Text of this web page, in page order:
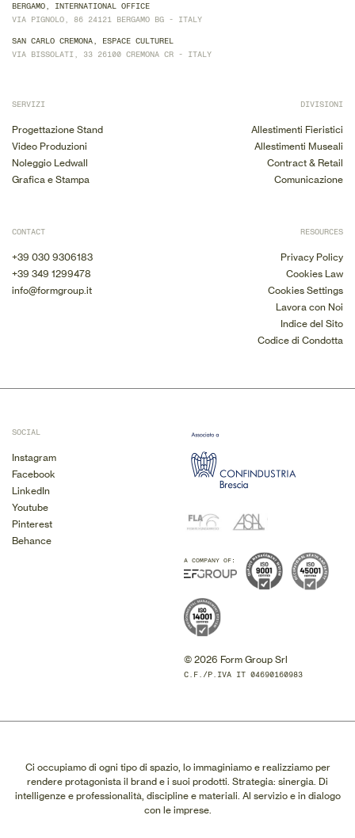
BERGAMO, INTERNATIONAL OFFICE
VIA PIGNOLO, 86 24121 BERGAMO BG - ITALY
SAN CARLO CREMONA, ESPACE CULTUREL
VIA BISSOLATI, 33 26100 CREMONA CR - ITALY
Ci occupiamo di ogni tipo di spazio, lo immaginiamo e realizziamo per
rendere protagonista il brand e i suoi prodotti. Strategia: sinergia. Di
intelligenze e professionalità, discipline e materiali. Al servizio e in dialogo
con le imprese.
SOCIAL
Instagram
Facebook
LinkedIn
Youtube
Pinterest
Behance
A COMPANY OF:
© 2026 Form Group Srl
C.F./P.IVA IT 04690160983
DIVISIONI
Allestimenti Fieristici
Allestimenti Museali
Contract & Retail
Comunicazione
SERVIZI
Progettazione Stand
Video Produzioni
Noleggio Ledwall
Grafica e Stampa
CONTACT
+39 030 9306183
+39 349 1299478
info@formgroup.it
RESOURCES
Privacy Policy
Cookies Law
Cookies Settings
Lavora con Noi
Indice del Sito
Codice di Condotta